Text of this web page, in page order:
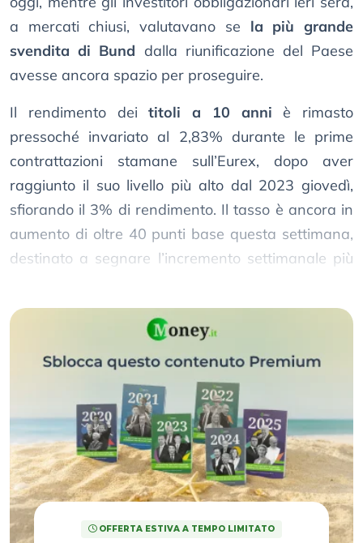
a mercati chiusi, valutavano se la più grande
svendita di Bund dalla riunificazione del Paese
avesse ancora spazio per proseguire.
Il rendimento deititoli a 10 anni è rimasto
pressoché invariato al 2,83% durante le prime
contrattazioni stamane sull’Eurex, dopo aver
raggiunto il suo livello più alto dal 2023 giovedì,
sfiorando il 3% di rendimento. Il tasso è ancora in
aumento di oltre 40 punti base questa settimana,
destinato a segnare l’incremento settimanale più
OFFERTA ESTIVA A TEMPO LIMITATO